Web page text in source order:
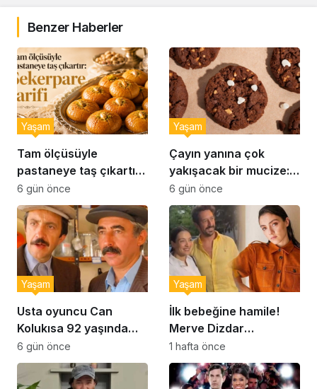
Benzer Haberler
Tam ölçüsüyle
pastaneye taş çıkartır:
Şekerpare tarifi
Yaşam
6 gün önce
Çayın yanına çok
yakışacak bir mucize:
Brownie tadında ıslak
kurabiye tarifi…
Yaşam
6 gün önce
Usta oyuncu Can
Kolukısa 92 yaşında
hayatını kaybetti
Yaşam
6 gün önce
İlk bebeğine hamile!
Merve Dizdar
sessizliğini bozdu: ‘İsim
bulmak çok zor’
Yaşam
1 hafta önce